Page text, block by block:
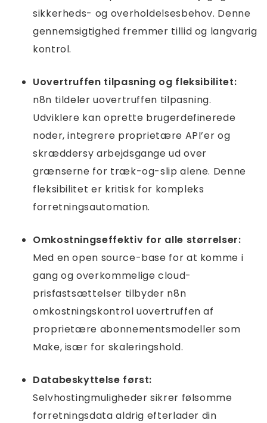
sikkerheds- og overholdelsesbehov. Denne
gennemsigtighed fremmer tillid og langvarig
kontrol.
Uovertruffen tilpasning og fleksibilitet:
n8n tildeler uovertruffen tilpasning.
Udviklere kan oprette brugerdefinerede
noder, integrere proprietære API’er og
skræddersy arbejdsgange ud over
grænserne for træk-og-slip alene. Denne
fleksibilitet er kritisk for kompleks
forretningsautomation.
Omkostningseffektiv for alle størrelser:
Med en open source-base for at komme i
gang og overkommelige cloud-
prisfastsættelser tilbyder n8n
omkostningskontrol uovertruffen af ​​
proprietære abonnementsmodeller som
Make, især for skaleringshold.
Databeskyttelse først:
Selvhostingmuligheder sikrer følsomme
forretningsdata aldrig efterlader din